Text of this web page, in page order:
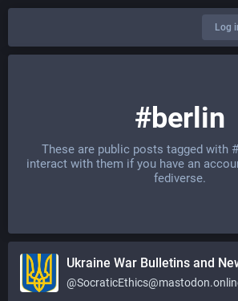
Log
#berlin
These are public posts tagged with
interact with them if you have an
fediverse.
Ukraine War Bulletins and
@